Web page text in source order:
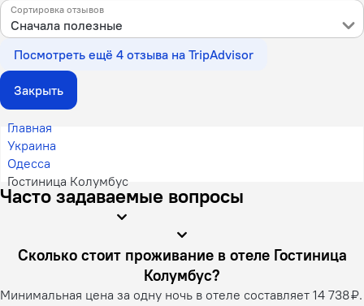
Сортировка отзывов
Сначала полезные
Посмотреть ещё 4 отзыва на TripAdvisor
Закрыть
Главная
Украина
Одесса
Гостиница Колумбус
Часто задаваемые вопросы
Сколько стоит проживание в отеле Гостиница
Колумбус?
Минимальная цена за одну ночь в отеле составляет 14 738 ₽.